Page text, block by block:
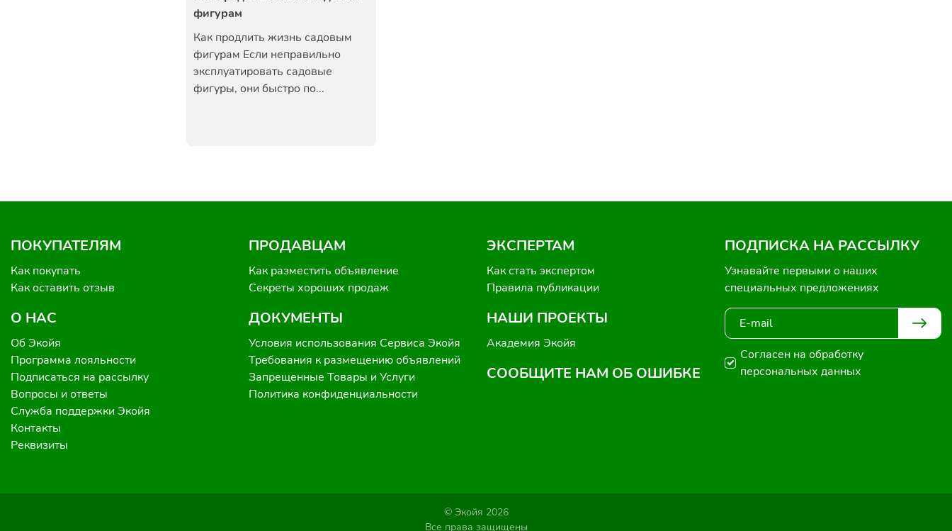
фигурам
Как продлить жизнь садовым
фигурам Если неправильно
эксплуатировать садовые
фигуры, они быстро по...
ПОКУПАТЕЛЯМ
Как покупать
Как оставить отзыв
О НАС
Об Экойя
Программа лояльности
Подписаться на рассылку
Вопросы и ответы
Служба поддержки Экойя
Контакты
Реквизиты
ПРОДАВЦАМ
Как разместить объявление
Секреты хороших продаж
ДОКУМЕНТЫ
Условия использования Сервиса Экойя
Требования к размещению объявлений
Запрещенные Товары и Услуги
Политика конфиденциальности
ЭКСПЕРТАМ
Как стать экспертом
Правила публикации
НАШИ ПРОЕКТЫ
Академия Экойя
СООБЩИТЕ НАМ ОБ ОШИБКЕ
ПОДПИСКА НА РАССЫЛКУ
Узнавайте первыми о наших
специальных предложениях
Согласен на обработку
персональных данных
© Экойя 2026
Все права защищены